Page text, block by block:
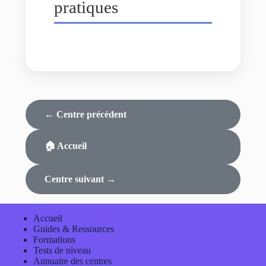
pratiques
← Centre précédent
🏠 Accueil
Centre suivant →
Accueil
Guides & Ressources
Formations
Tests de niveau
Annuaire des centres